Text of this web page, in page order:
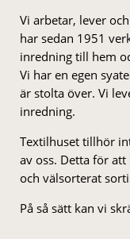
Vi arbetar, lever
har sedan 1951
inredning till hem
Vi har en egen
är stolta över. Vi
inredning.
Textilhuset tillhör
av oss. Detta för
och välsorterat
På så sätt kan vi